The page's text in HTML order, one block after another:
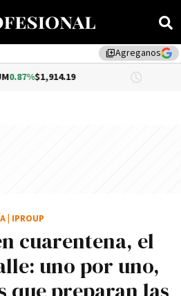
library_addAgreganos
DÓLAR
cuarentena, el
uno por uno,
IPROUP